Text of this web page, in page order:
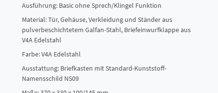
Ausführung: Basic ohne Sprech/Klingel Funktion
Material: Tür, Gehäuse, Verkleidung und Ständer aus
pulverbeschichtetem Galfan-Stahl, Briefeinwurfklappe aus
V4A Edelstahl
Farbe: V4A Edelstahl
Ausstattung: Briefkasten mit Standard-Kunststoff-
Namensschild NS09